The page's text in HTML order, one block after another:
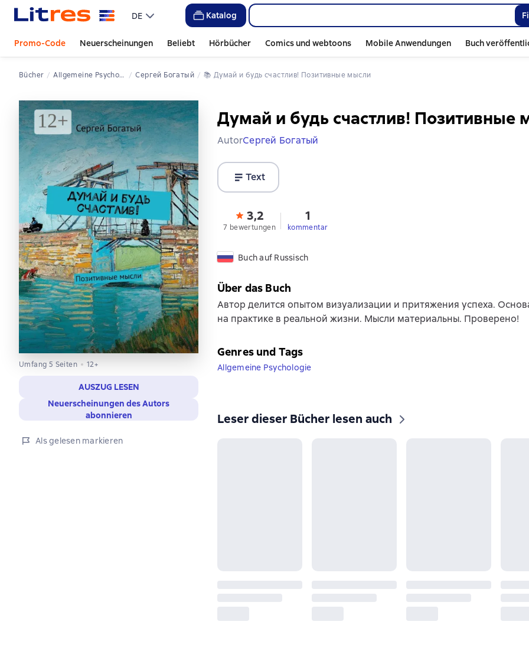
DE Katalog
Promo-Code Neuerscheinungen Beliebt Hörbücher Comics und webtoons Mobile Anwendungen Buch
Bücher Allgemeine Psychologie Сергей Богатый 📚 Думай и будь счастлив! Позитивные мысли
Umfang 5 Seiten 12+
AUSZUG LESEN
Neuerscheinungen des Autors
abonnieren
Als gelesen markieren
Думай и будь счастлив! Позитивные
AutorСергей Богатый
Text
3,2
7 bewertungen
1
kommentar
Buch auf Russisch
Über das Buch
Автор делится опытом визуализации и притяжения успеха.
на практике в реальной жизни. Мысли материальны. Проверено!
Genres und Tags
Allgemeine Psychologie
Leser dieser Bücher lesen auch